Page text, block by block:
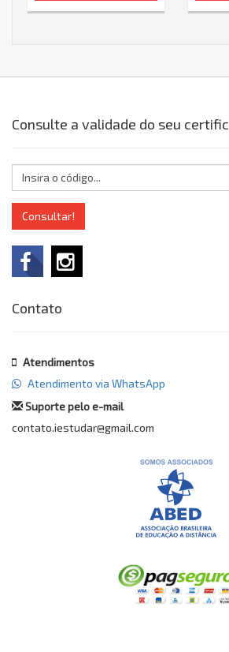
Consulte a validade do seu
Consultar!
Contato
Atendimentos
Atendimento via WhatsApp
Suporte pelo e-mail
contato.iestudar@gmail.com